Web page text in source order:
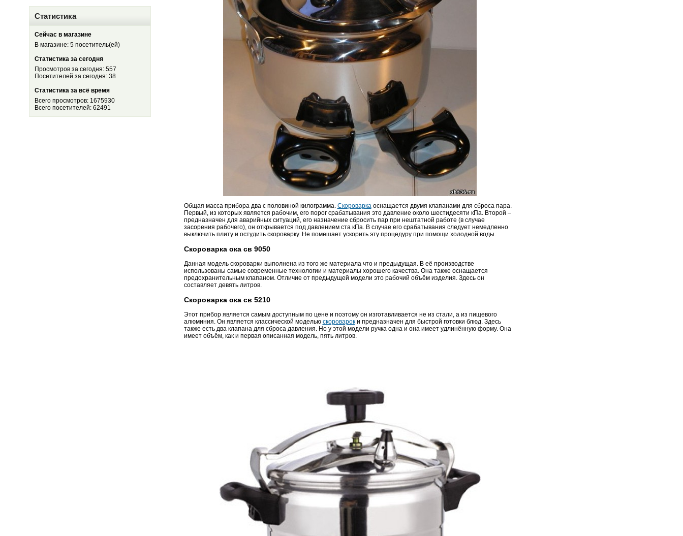
Статистика
Сейчас в магазине
В магазине: 5 посетитель(ей)
Статистика за сегодня
Просмотров за сегодня: 557
Посетителей за сегодня: 38
Статистика за всё время
Всего просмотров: 1675930
Всего посетителей: 62491
Общая масса прибора два с половиной килограмма. Скороваркаоснащается двумя клапанами для сброса пара.
Первый, из которых является рабочим, его порог срабатывания это давление около шестидесяти кПа. Второй –
предназначен для аварийных ситуаций, его назначение сбросить пар при нештатной работе (в случае
засорения рабочего), он открывается под давлением ста кПа. В случае его срабатывания следует немедленно
выключить плиту и остудить скороварку. Не помешает ускорить эту процедуру при помощи холодной воды.
Скороварка ока св 9050
Данная модель скороварки выполнена из того же материала что и предыдущая. В её производстве
использованы самые современные технологии и материалы хорошего качества. Она также оснащается
предохранительным клапаном. Отличие от предыдущей модели это рабочий объём изделия. Здесь он
составляет девять литров.
Скороварка ока св 5210
Этот прибор является самым доступным по цене и поэтому он изготавливается не из стали, а из пищевого
алюминия. Он является классической моделью скоровароки предназначен для быстрой готовки блюд. Здесь
также есть два клапана для сброса давления. Но у этой модели ручка одна и она имеет удлинённую форму. Она
имеет объём, как и первая описанная модель, пять литров.